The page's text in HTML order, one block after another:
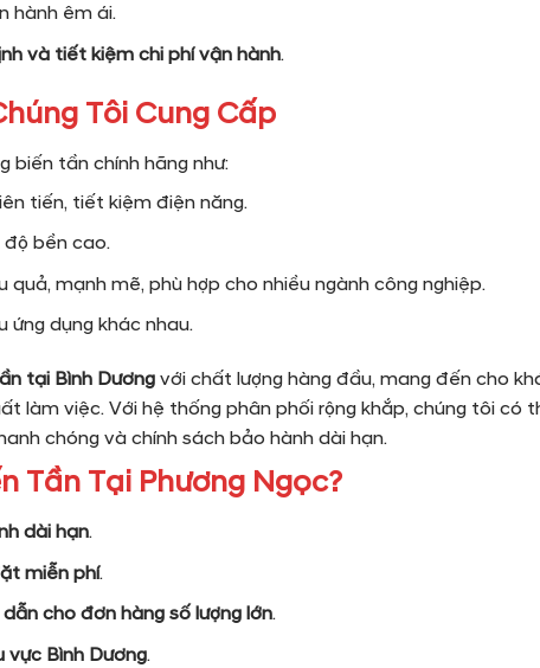
hành êm ái.
và tiết kiệm chi phí vận hành.
Tôi Cung Cấp
biến tần chính hãng như:
tiến, tiết kiệm điện năng.
bền cao.
mạnh mẽ, phù hợp cho nhiều ngành công nghiệp.
dụng khác nhau.
tại Bình Dương với chất lượng hàng đầu, mang đến cho
làm việc. Với hệ thống phân phối rộng khắp, chúng tôi có
chóng và chính sách bảo hành dài hạn.
Tần Tại Phương Ngọc?
dài hạn.
miễn phí.
cho đơn hàng số lượng lớn.
vực Bình Dương.